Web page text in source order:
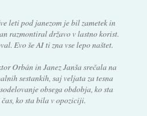
leti pod janezom je bil zametek in
razmontiral državo v lastno korist.
Evo še AI ti zna vse lepo naštet.
Orbán in Janez Janša srečala na
sestankih, saj veljata za tesna
obsega obdobja, ko sta
ko sta bila v opoziciji.